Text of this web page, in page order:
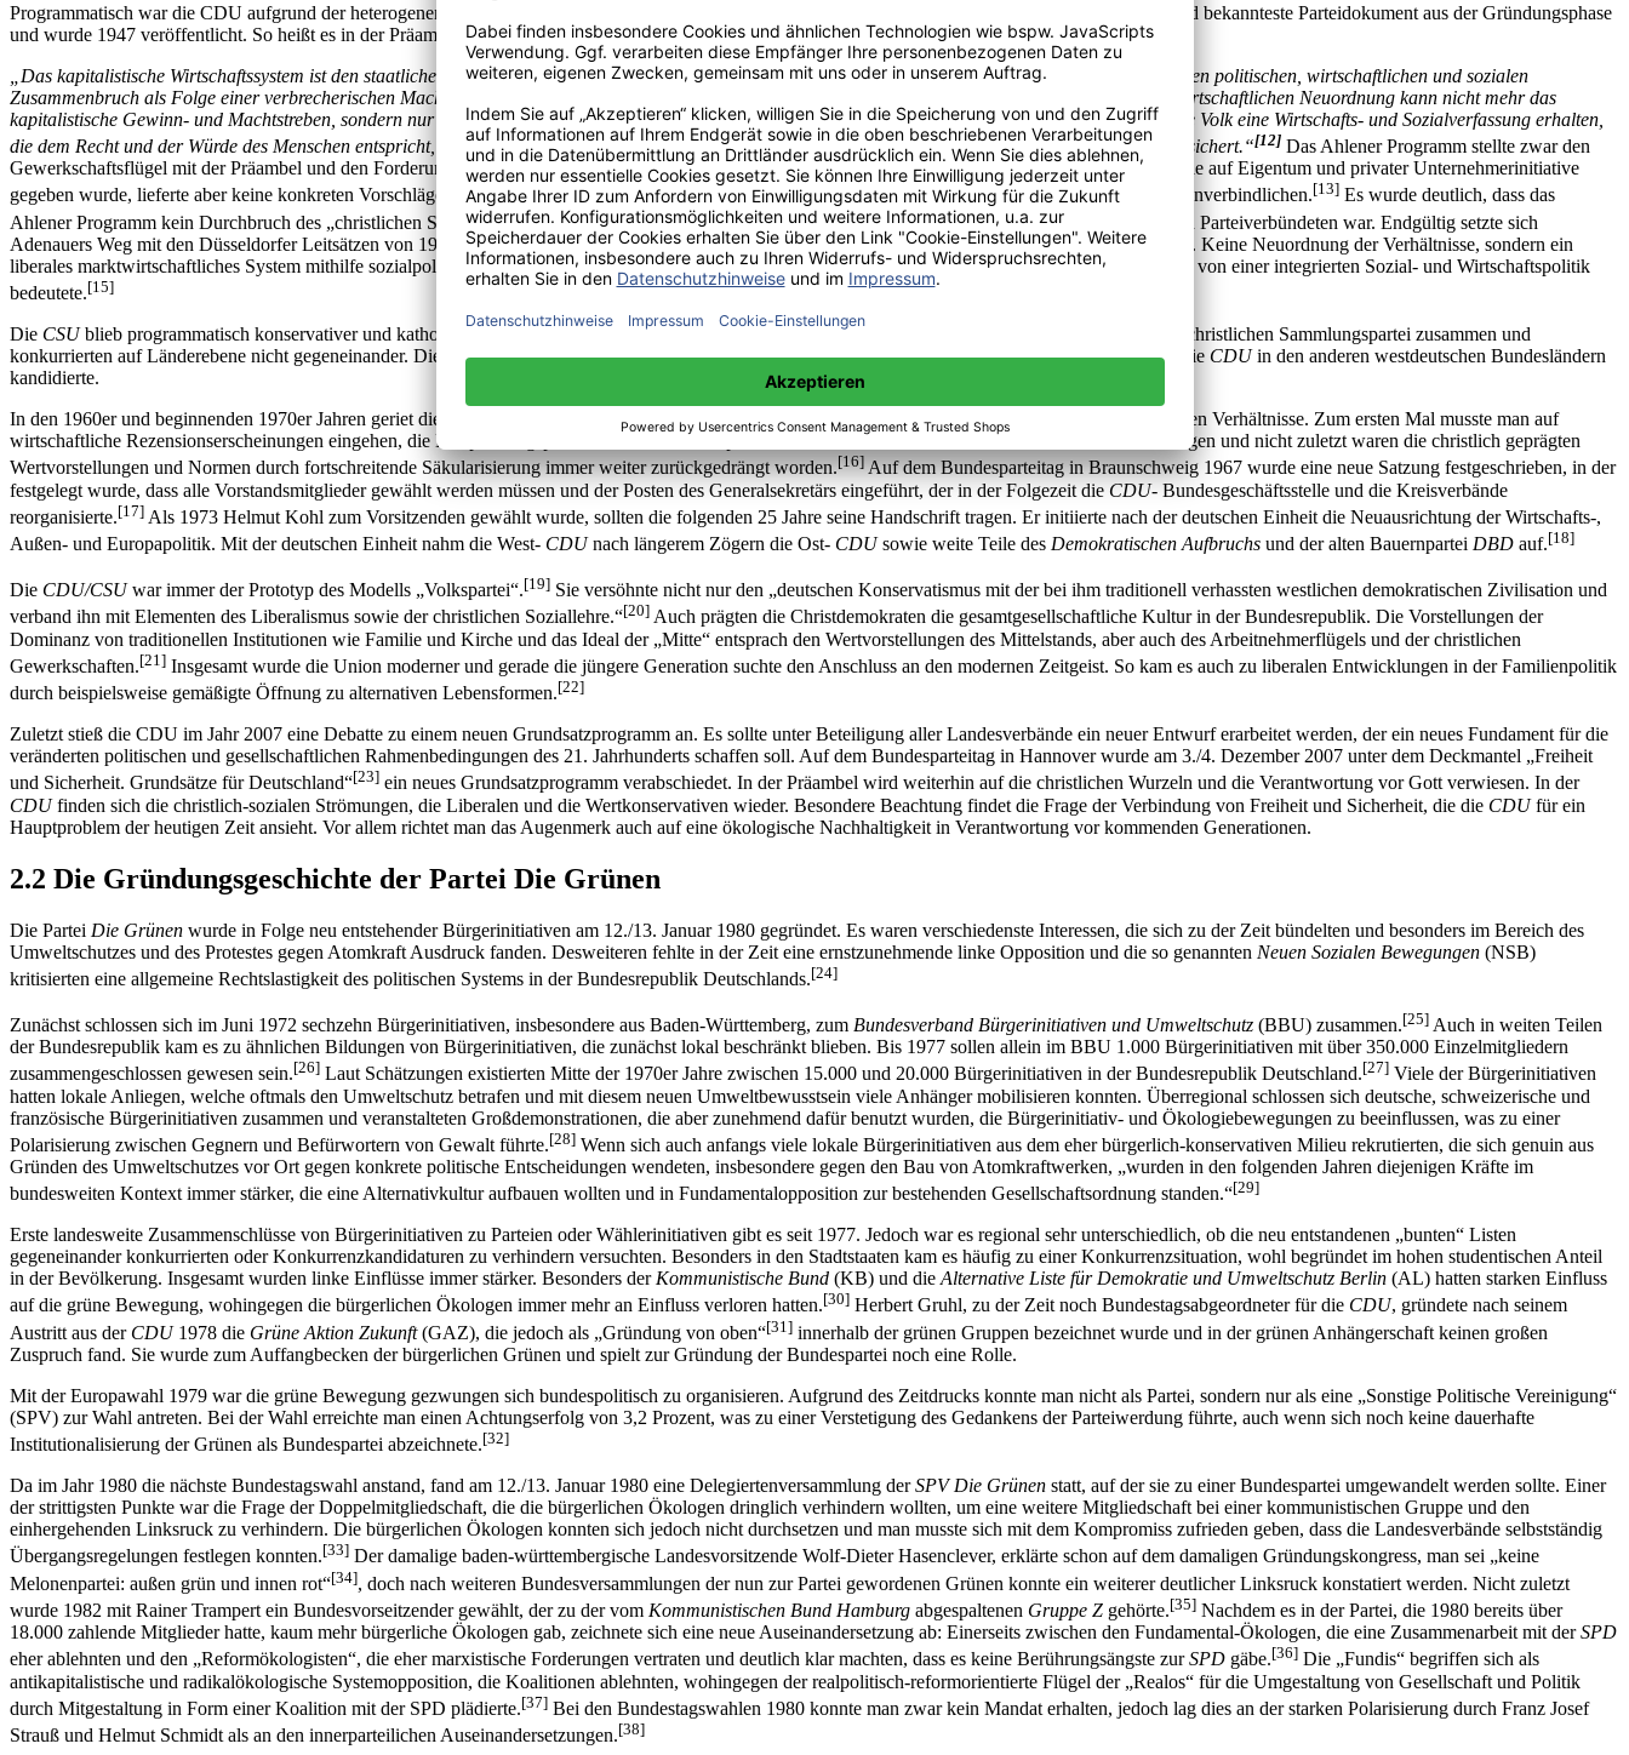
Programmatisch war die CDU aufgrund der heterogenen Gründungsgruppierungen durchaus gespalten. Das Ahlener Programm ist das wohl wichtigste und bekannteste Parteidokument aus der Gründungsphase
und wurde 1947 veröffentlicht. So heißt es in der Präambel des Ahlener Programms:
„Das kapitalistische Wirtschaftssystem ist den staatlichen und sozialen Lebensinteressen des deutschen Volkes nicht gerecht geworden. Nach dem furchtbaren politischen, wirtschaftlichen und sozialen
Zusammenbruch als Folge einer verbrecherischen Machtpolitik kann nur eine Neuordnung von Grund aus erfolgen. Inhalt und Ziel dieser sozialen und wirtschaftlichen Neuordnung kann nicht mehr das
kapitalistische Gewinn- und Machtstreben, sondern nur das Wohlergehen unseres Volkes sein. Durch eine gemeinwirtschaftliche Ordnung soll das deutsche Volk eine Wirtschafts- und Sozialverfassung erhalten,
die dem Recht und der Würde des Menschen entspricht, dem geistigen und materiellen Aufbau unseres Volkes dient und den inneren und äußeren Frieden sichert.“[12] Das Ahlener Programm stellte zwar den
Gewerkschaftsflügel mit der Präambel und den Forderungen zur Vergesellschaftung zufrieden und auch den konservativ-bürgerlichen Teil, dem die Garantie auf Eigentum und privater Unternehmerinitiative
gegeben wurde, lieferte aber keine konkreten Vorschläge für die Vergesellschaftung und Ausgestaltung der sozialen Ordnung, sondern versteckte sich im Unverbindlichen.[13] Es wurde deutlich, dass das
Ahlener Programm kein Durchbruch des „christlichen Sozialismus“[14], sondern vielmehr ein Sieg Adenauers und seiner konservativen, anti-sozialistischen Parteiverbündeten war. Endgültig setzte sich
Adenauers Weg mit den Düsseldorfer Leitsätzen von 1949 durch, in der die bis heute bestehende Formel der „Sozialen Marktwirtschaft“ geschaffen wurde. Keine Neuordnung der Verhältnisse, sondern ein
liberales marktwirtschaftliches System mithilfe sozialpolitischer Komponenten sollte zur Grundlage christdemokratischer Politik werden, was den Abschied von einer integrierten Sozial- und Wirtschaftspolitik
bedeutete.[15]
Die CSUblieb programmatisch konservativer und katholisch geprägter als die CDU
. Beide Parteien schlossen sich auf Bundesebene zu einer konservativ-christlichen Sammlungspartei zusammen und
konkurrierten auf Länderebene nicht gegeneinander. Die
CSUmit ihrem Ursprung im Bundesland Bayern kandidierte auch nur im selbigen, wohingegen die CDUin den anderen westdeutschen Bundesländern
kandidierte.
In den 1960er und beginnenden 1970er Jahren geriet die Union immer mehr unter Anpassungsdruck durch die veränderten politischen und gesellschaftlichen Verhältnisse. Zum ersten Mal musste man auf
wirtschaftliche Rezensionserscheinungen eingehen, die Entspannungspolitik zwischen den Supermächten drohte vitale deutsche Interessen zu vernachlässigen und nicht zuletzt waren die christlich geprägten
Wertvorstellungen und Normen durch fortschreitende Säkularisierung immer weiter zurückgedrängt worden.[16]Auf dem Bundesparteitag in Braunschweig 1967 wurde eine neue Satzung festgeschrieben, in der
festgelegt wurde, dass alle Vorstandsmitglieder gewählt werden müssen und der Posten des Generalsekretärs eingeführt, der in der Folgezeit die CDU- Bundesgeschäftsstelle und die Kreisverbände
reorganisierte.[17] Als 1973 Helmut Kohl zum Vorsitzenden gewählt wurde, sollten die folgenden 25 Jahre seine Handschrift tragen. Er initiierte nach der deutschen Einheit die Neuausrichtung der Wirtschafts-,
Außen- und Europapolitik. Mit der deutschen Einheit nahm die West- CDUnach längerem Zögern die Ost- CDUsowie weite Teile des Demokratischen Aufbruchs und der alten Bauernpartei DBD auf.[18]
Die CDU/CSUwar immer der Prototyp des Modells „Volkspartei“.[19] Sie versöhnte nicht nur den „deutschen Konservatismus mit der bei ihm traditionell verhassten westlichen demokratischen Zivilisation und
verband ihn mit Elementen des Liberalismus sowie der christlichen Soziallehre.“[20] Auch prägten die Christdemokraten die gesamtgesellschaftliche Kultur in der Bundesrepublik. Die Vorstellungen der
Dominanz von traditionellen Institutionen wie Familie und Kirche und das Ideal der „Mitte“ entsprach den Wertvorstellungen des Mittelstands, aber auch des Arbeitnehmerflügels und der christlichen
Gewerkschaften.[21] Insgesamt wurde die Union moderner und gerade die jüngere Generation suchte den Anschluss an den modernen Zeitgeist. So kam es auch zu liberalen Entwicklungen in der Familienpolitik
durch beispielsweise gemäßigte Öffnung zu alternativen Lebensformen.[22]
Zuletzt stieß die CDU im Jahr 2007 eine Debatte zu einem neuen Grundsatzprogramm an. Es sollte unter Beteiligung aller Landesverbände ein neuer Entwurf erarbeitet werden, der ein neues Fundament für die
veränderten politischen und gesellschaftlichen Rahmenbedingungen des 21. Jahrhunderts schaffen soll. Auf dem Bundesparteitag in Hannover wurde am 3./4. Dezember 2007 unter dem Deckmantel „Freiheit
und Sicherheit. Grundsätze für Deutschland“[23] ein neues Grundsatzprogramm verabschiedet. In der Präambel wird weiterhin auf die christlichen Wurzeln und die Verantwortung vor Gott verwiesen. In der
CDUfinden sich die christlich-sozialen Strömungen, die Liberalen und die Wertkonservativen wieder. Besondere Beachtung findet die Frage der Verbindung von Freiheit und Sicherheit, die die CDUfür ein
Hauptproblem der heutigen Zeit ansieht. Vor allem richtet man das Augenmerk auch auf eine ökologische Nachhaltigkeit in Verantwortung vor kommenden Generationen.
2.2 Die Gründungsgeschichte der Partei Die Grünen
Die Partei Die Grünen wurde in Folge neu entstehender Bürgerinitiativen am 12./13. Januar 1980 gegründet. Es waren verschiedenste Interessen, die sich zu der Zeit bündelten und besonders im Bereich des
Umweltschutzes und des Protestes gegen Atomkraft Ausdruck fanden. Desweiteren fehlte in der Zeit eine ernstzunehmende linke Opposition und die so genannten Neuen Sozialen Bewegungen (NSB)
kritisierten eine allgemeine Rechtslastigkeit des politischen Systems in der Bundesrepublik Deutschlands.[24]
Zunächst schlossen sich im Juni 1972 sechzehn Bürgerinitiativen, insbesondere aus Baden-Württemberg, zum Bundesverband Bürgerinitiativen und Umweltschutz (BBU) zusammen.[25] Auch in weiten Teilen
der Bundesrepublik kam es zu ähnlichen Bildungen von Bürgerinitiativen, die zunächst lokal beschränkt blieben. Bis 1977 sollen allein im BBU 1.000 Bürgerinitiativen mit über 350.000 Einzelmitgliedern
zusammengeschlossen gewesen sein.[26] Laut Schätzungen existierten Mitte der 1970er Jahre zwischen 15.000 und 20.000 Bürgerinitiativen in der Bundesrepublik Deutschland.[27] Viele der Bürgerinitiativen
hatten lokale Anliegen, welche oftmals den Umweltschutz betrafen und mit diesem neuen Umweltbewusstsein viele Anhänger mobilisieren konnten. Überregional schlossen sich deutsche, schweizerische und
französische Bürgerinitiativen zusammen und veranstalteten Großdemonstrationen, die aber zunehmend dafür benutzt wurden, die Bürgerinitiativ- und Ökologiebewegungen zu beeinflussen, was zu einer
Polarisierung zwischen Gegnern und Befürwortern von Gewalt führte.[28] Wenn sich auch anfangs viele lokale Bürgerinitiativen aus dem eher bürgerlich-konservativen Milieu rekrutierten, die sich genuin aus
Gründen des Umweltschutzes vor Ort gegen konkrete politische Entscheidungen wendeten, insbesondere gegen den Bau von Atomkraftwerken, „wurden in den folgenden Jahren diejenigen Kräfte im
bundesweiten Kontext immer stärker, die eine Alternativkultur aufbauen wollten und in Fundamentalopposition zur bestehenden Gesellschaftsordnung standen.“[29]
Erste landesweite Zusammenschlüsse von Bürgerinitiativen zu Parteien oder Wählerinitiativen gibt es seit 1977. Jedoch war es regional sehr unterschiedlich, ob die neu entstandenen „bunten“ Listen
gegeneinander konkurrierten oder Konkurrenzkandidaturen zu verhindern versuchten. Besonders in den Stadtstaaten kam es häufig zu einer Konkurrenzsituation, wohl begründet im hohen studentischen Anteil
in der Bevölkerung. Insgesamt wurden linke Einflüsse immer stärker. Besonders der Kommunistische Bund (KB) und die Alternative Liste für Demokratie und Umweltschutz Berlin (AL) hatten starken Einfluss
auf die grüne Bewegung, wohingegen die bürgerlichen Ökologen immer mehr an Einfluss verloren hatten.[30] Herbert Gruhl, zu der Zeit noch Bundestagsabgeordneter für die CDU, gründete nach seinem
Austritt aus der CDU1978 die Grüne Aktion Zukunft(GAZ), die jedoch als „Gründung von oben“[31] innerhalb der grünen Gruppen bezeichnet wurde und in der grünen Anhängerschaft keinen großen
Zuspruch fand. Sie wurde zum Auffangbecken der bürgerlichen Grünen und spielt zur Gründung der Bundespartei noch eine Rolle.
Mit der Europawahl 1979 war die grüne Bewegung gezwungen sich bundespolitisch zu organisieren. Aufgrund des Zeitdrucks konnte man nicht als Partei, sondern nur als eine „Sonstige Politische Vereinigung“
(SPV) zur Wahl antreten. Bei der Wahl erreichte man einen Achtungserfolg von 3,2 Prozent, was zu einer Verstetigung des Gedankens der Parteiwerdung führte, auch wenn sich noch keine dauerhafte
Institutionalisierung der Grünen als Bundespartei abzeichnete.[32]
Da im Jahr 1980 die nächste Bundestagswahl anstand, fand am 12./13. Januar 1980 eine Delegiertenversammlung derSPV Die Grünen statt, auf der sie zu einer Bundespartei umgewandelt werden sollte. Einer
der strittigsten Punkte war die Frage der Doppelmitgliedschaft, die die bürgerlichen Ökologen dringlich verhindern wollten, um eine weitere Mitgliedschaft bei einer kommunistischen Gruppe und den
einhergehenden Linksruck zu verhindern. Die bürgerlichen Ökologen konnten sich jedoch nicht durchsetzen und man musste sich mit dem Kompromiss zufrieden geben, dass die Landesverbände selbstständig
Übergangsregelungen festlegen konnten.[33] Der damalige baden-württembergische Landesvorsitzende Wolf-Dieter Hasenclever, erklärte schon auf dem damaligen Gründungskongress, man sei „keine
Melonenpartei: außen grün und innen rot“[34], doch nach weiteren Bundesversammlungen der nun zur Partei gewordenen Grünen konnte ein weiterer deutlicher Linksruck konstatiert werden. Nicht zuletzt
wurde 1982 mit Rainer Trampert ein Bundesvorseitzender gewählt, der zu der vom Kommunistischen Bund Hamburg abgespaltenen Gruppe Z gehörte.[35] Nachdem es in der Partei, die 1980 bereits über
18.000 zahlende Mitglieder hatte, kaum mehr bürgerliche Ökologen gab, zeichnete sich eine neue Auseinandersetzung ab: Einerseits zwischen den Fundamental-Ökologen, die eine Zusammenarbeit mit derSPD
eher ablehnten und den „Reformökologisten“, die eher marxis­tische Forderungen vertraten und deutlich klar machten, dass es keine Berührungs­ängste zurSPD gäbe.[36] Die „Fundis“ begriffen sich als
antikapitalistische und radikalökologische Systemopposition, die Koalitionen ablehnten, wohingegen der realpolitisch-reformorientierte Flügel der „Realos“ für die Umgestaltung von Gesellschaft und Politik
durch Mitgestaltung in Form einer Koalition mit der SPD plädierte.[37] Bei den Bundestagswahlen 1980 konnte man zwar kein Mandat erhalten, jedoch lag dies an der starken Polarisierung durch Franz Josef
Strauß und Helmut Schmidt als an den innerparteilichen Auseinandersetzungen.[38]